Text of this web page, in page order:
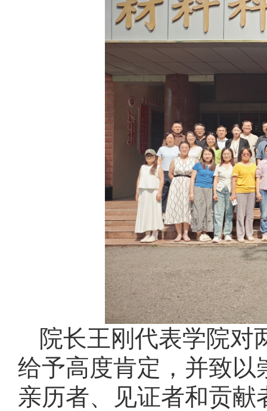
院长王刚代表学院对
给予高度肯定，并致以
亲历者、见证者和贡